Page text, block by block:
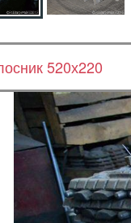
520х220